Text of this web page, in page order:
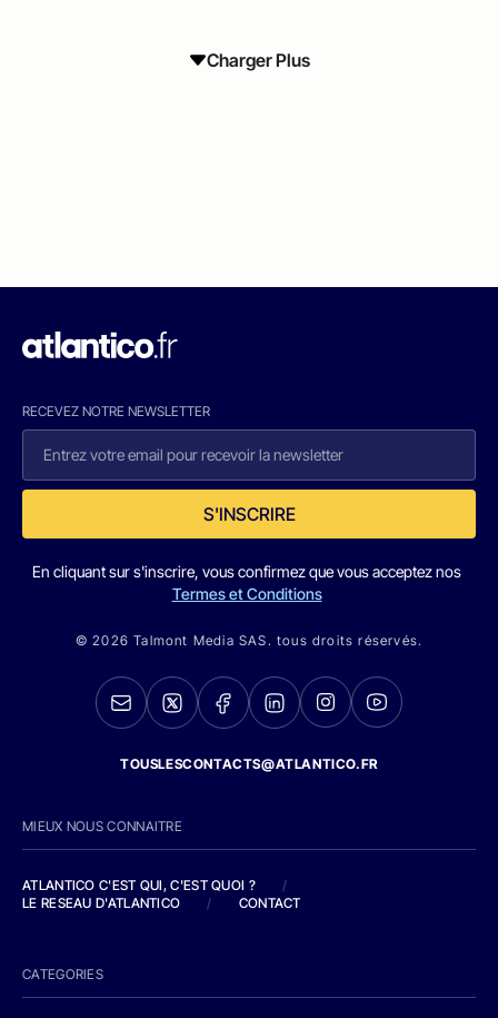
Charger Plus
RECEVEZ NOTRE NEWSLETTER
S'INSCRIRE
En cliquant sur s'inscrire, vous confirmez que vous acceptez nos
Termes et Conditions
© 2026 Talmont Media SAS. tous droits réservés.
TOUSLESCONTACTS@ATLANTICO.FR
MIEUX NOUS CONNAITRE
ATLANTICO C'EST QUI, C'EST QUOI ?
/
LE RESEAU D'ATLANTICO
/ CONTACT
CATEGORIES